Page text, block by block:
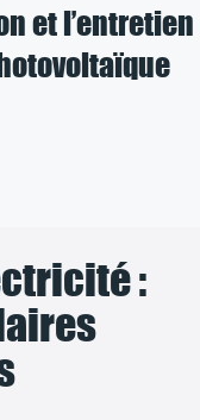
et l’entretien
: